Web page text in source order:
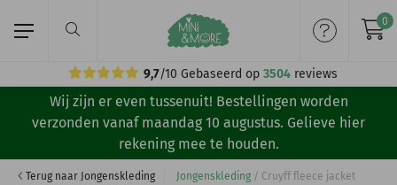
9,7/10 Gebaseerd op 3504 reviews
0
Home
Meisjeskleding
Wij zijn er even tussenuit! Bestellingen worden
verzonden vanaf maandag 10 augustus. Gelieve hier
rekening mee te houden.
Terug naar Jongenskleding Jongenskleding / Cruyff fleece jacket